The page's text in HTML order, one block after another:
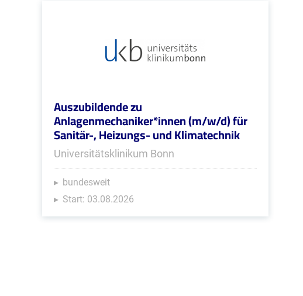
Auszubildende zu
Anlagenmechaniker*innen (m/w/d) für
Sanitär-, Heizungs- und Klimatechnik
Universitätsklinikum Bonn
bundesweit
Start: 03.08.2026